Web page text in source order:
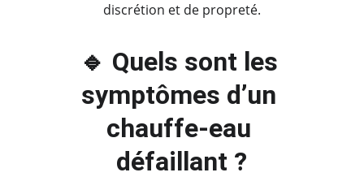
discrétion et de propreté.
🔹 Quels sont les
symptômes d’un
chauffe-eau
défaillant ?